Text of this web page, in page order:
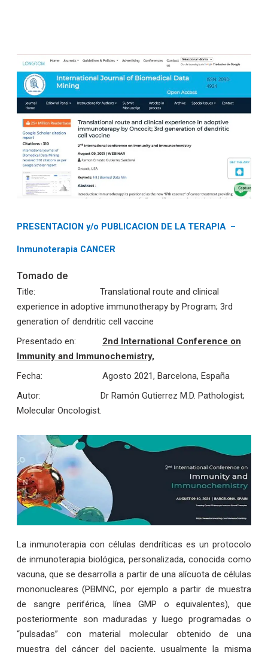
PRESENTACION y/o PUBLICACION DE LA TERAPIA –
Inmunoterapia CANCER
Tomado de
Title: Translational route and clinical
experience in adoptive immunotherapy by Program; 3rd
generation of dendritic cell vaccine
Presentado en: 2nd International Conference on
Immunity and Immunochemistry,
Fecha: Agosto 2021, Barcelona, España
Autor: Dr Ramón Gutierrez M.D. Pathologist;
Molecular Oncologist.
La inmunoterapia con células dendríticas es un protocolo
de inmunoterapia biológica, personalizada, conocida como
vacuna, que se desarrolla a partir de una alícuota de células
mononucleares (PBMNC, por ejemplo a partir de muestra
de sangre periférica, línea GMP o equivalentes), que
posteriormente son maduradas y luego programadas o
“pulsadas” con material molecular obtenido de una
muestra del cáncer del paciente, usualmente la misma